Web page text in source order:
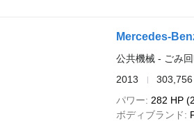
Mercedes-
公共機械 - ごみ
2013
303,756
パワー
282 HP
ボディブランド